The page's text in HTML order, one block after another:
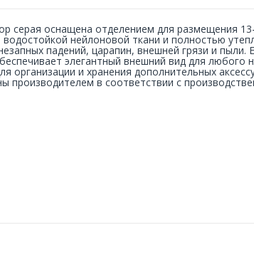
серая оснащена отделением для размещения
нейлоновой ткани и полностью
падений, царапин, внешней грязи и пыли.
элегантный внешний вид для любого
и хранения дополнительных
производителем в соответствии с